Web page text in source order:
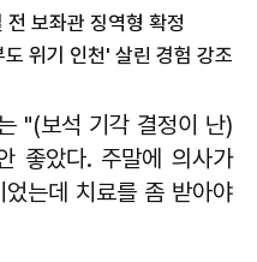
보좌관 징역형 확정
위기 인천' 살린 경험 강조
"(보석 기각 결정이 난)
좋았다. 주말에 의사가
는데 치료를 좀 받아야